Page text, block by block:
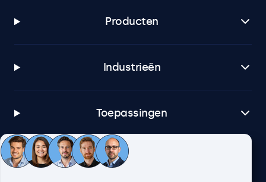
Producten
Industrieën
Toepassingen
Klantenservice